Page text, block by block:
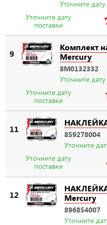
Уточните
Уточните дату
поставки
9
Комплект
Mercury
8M0132332
Уточните
Уточните дату
поставки
11
859278004
Уточните
Уточните дату
поставки
12
Mercury
896854007
Уточните